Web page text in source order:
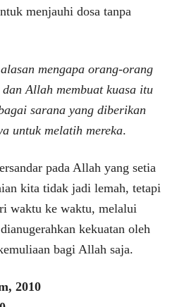
menjauhi dosa tanpa
mengapa orang-orang
Allah membuat kuasa itu
sarana yang diberikan
untuk melatih mereka.
pada Allah yang setia
kita tidak jadi lemah, tetapi
waktu ke waktu, melalui
kekuatan oleh
bagi Allah saja.
2010